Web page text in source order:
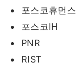
포스코휴먼스
포스코IH
PNR
RIST